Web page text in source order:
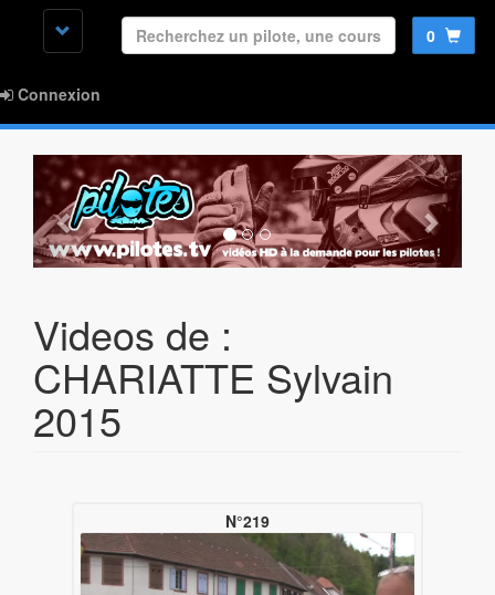
0
Connexion
Videos de :
CHARIATTE Sylvain
2015
N°219